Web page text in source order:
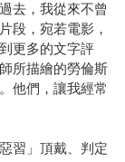
去，我從來不曾
段，宛若電影，
更多的文字評
所描繪的勞倫斯
他們，讓我經常
習」頂戴、判定